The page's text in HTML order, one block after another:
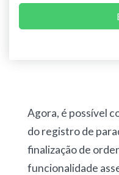
Agora, é possível
do registro de
finalização de
funcionalidade